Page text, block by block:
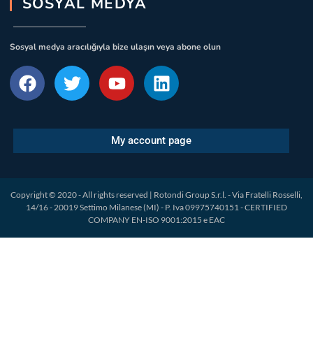
Sosyal medya aracılığıyla bize ulaşın veya abone olun
My account page
Copyright © 2020 - All rights reserved | Rotondi Group S.r.l. - Via Fratelli Rosselli,
14/16 - 20019 Settimo Milanese (MI) - P. Iva 09975740151 - CERTIFIED
COMPANY EN-ISO 9001:2015 e EAC